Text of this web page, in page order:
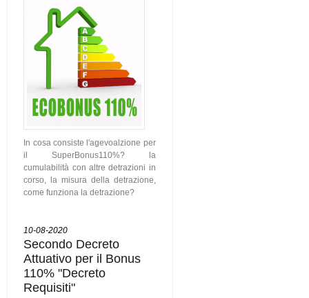
In cosa consiste l'agevoalzione per
il SuperBonus110%? la
cumulabilità con altre detrazioni in
corso, la misura della detrazione,
come funziona la detrazione?
10-08-2020
Secondo Decreto
Attuativo per il Bonus
110% "Decreto
Requisiti"